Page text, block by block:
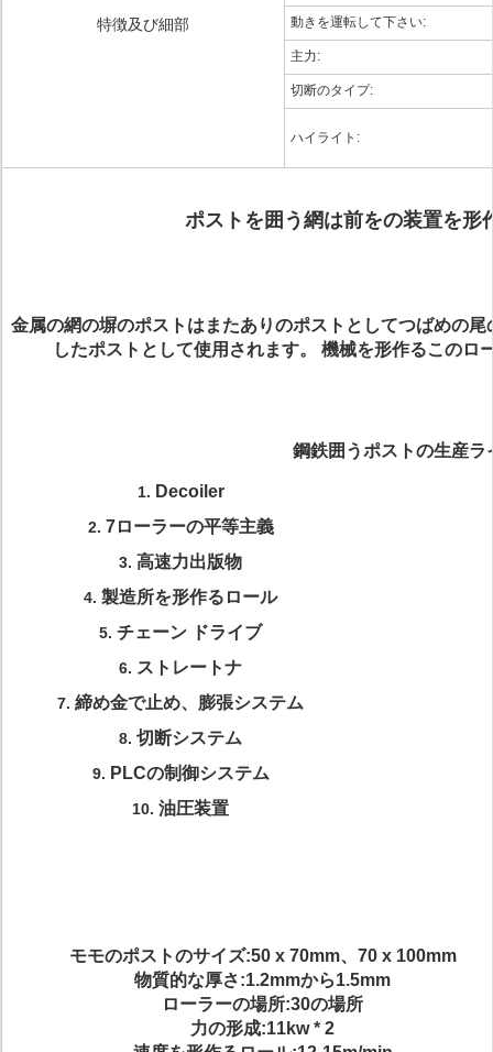
特徴及び細部 動きを運転して下さい:
主力:
切断のタイプ:
ハイライト:
ポストを囲う網は前をの装置を形
金属の網の塀のポストはまたありのポストとしてつばめの
したポストとして使用されます。 機械を形作るこのロ
鋼鉄囲うポストの生産
1. Decoiler
2. 7ローラーの平等主義
3. 高速力出版物
4. 製造所を形作るロール
5. チェーン ドライブ
6. ストレートナ
7. 締め金で止め、膨張システム
8. 切断システム
9. PLCの制御システム
10. 油圧装置
モモのポストのサイズ:50 x 70mm、70 x 100mm
物質的な厚さ:1.2mmから1.5mm
ローラーの場所:30の場所
力の形成:11kw * 2